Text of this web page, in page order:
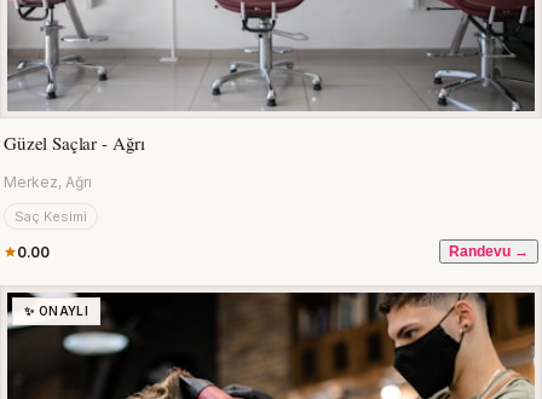
Güzel Saçlar - Ağrı
Merkez, Ağrı
Saç Kesimi
0.00 Randevu →
✨ ONAYLI